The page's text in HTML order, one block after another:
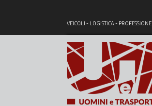
VEICOLI - LOGISTICA - PROFESSIONE